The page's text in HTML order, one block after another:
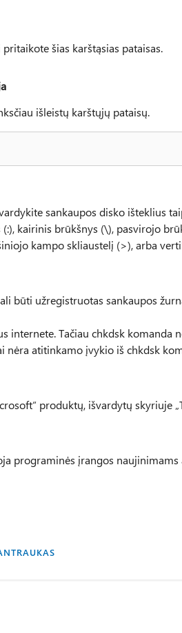
šias karštąsias pataisas.
išleistų karštųjų pataisų.
sankaupos disko išteklius
kairinis brūkšnys (\), pasvirojo
kampo skliaustelį (>), arba
būti užregistruotas sankaupos
internete. Tačiau chkdsk komanda
nėra atitinkamo įvykio iš chkdsk
produktų, išvardytų skyriuje
programinės įrangos